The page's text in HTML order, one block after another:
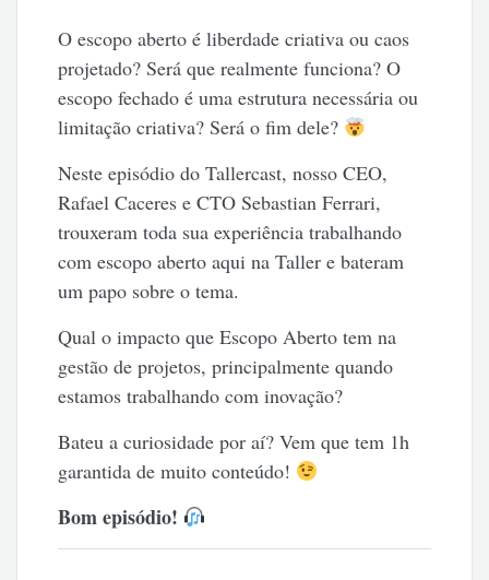
O escopo aberto é liberdade criativa ou caos
projetado? Será que realmente funciona? O
escopo fechado é uma estrutura necessária ou
limitação criativa? Será o fim dele?
Neste episódio do Tallercast, nosso CEO,
Rafael Caceres e CTO Sebastian Ferrari,
trouxeram toda sua experiência trabalhando
com escopo aberto aqui na Taller e bateram
um papo sobre o tema.
Qual o impacto que Escopo Aberto tem na
gestão de projetos, principalmente quando
estamos trabalhando com inovação?
Bateu a curiosidade por aí? Vem que tem 1h
garantida de muito conteúdo!
Bom episódio!